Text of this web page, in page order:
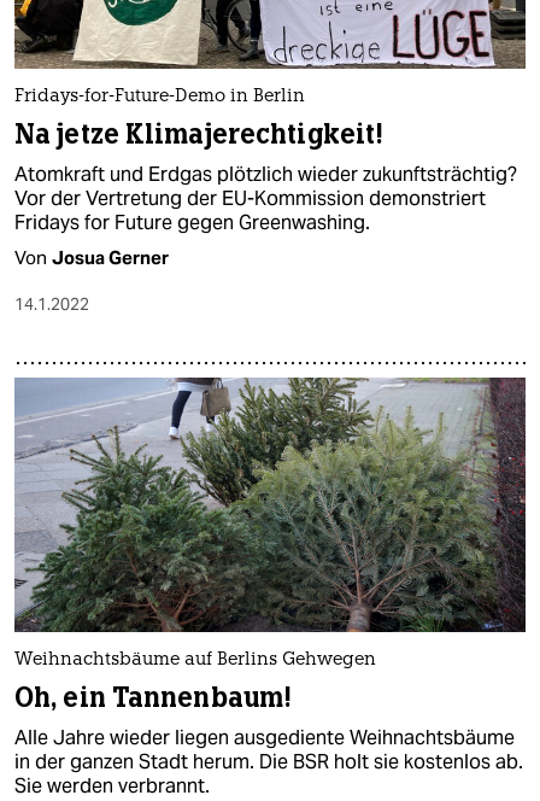
Fridays-for-Future-Demo in Berlin
Na jetze Klimajerechtigkeit!
Atomkraft und Erdgas plötzlich wieder zukunftsträchtig?
Vor der Vertretung der EU-Kommission demonstriert
Fridays for Future gegen Greenwashing.
Von Josua Gerner
14.1.2022
Weihnachtsbäume auf Berlins Gehwegen
Oh, ein Tannenbaum!
Alle Jahre wieder liegen ausgediente Weihnachtsbäume
in der ganzen Stadt herum. Die BSR holt sie kostenlos ab.
Sie werden verbrannt.